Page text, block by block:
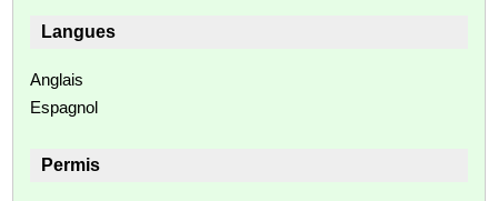
Langues
Anglais
Espagnol
Permis